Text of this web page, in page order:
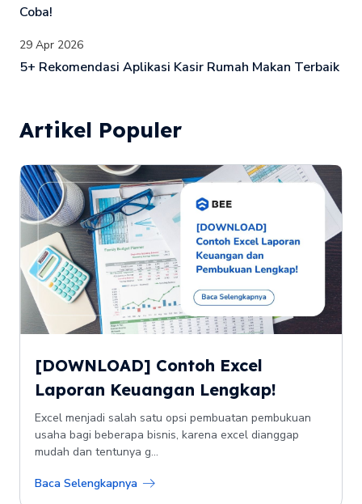
Coba!
29 Apr 2026
5+ Rekomendasi Aplikasi Kasir Rumah Makan Terbaik
Artikel Populer
[DOWNLOAD] Contoh Excel
Laporan Keuangan Lengkap!
Excel menjadi salah satu opsi pembuatan pembukuan
usaha bagi beberapa bisnis, karena excel dianggap
mudah dan tentunya g...
Baca Selengkapnya